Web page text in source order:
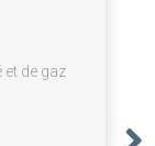
de gaz